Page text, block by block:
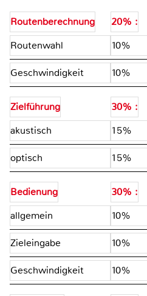
Routenberechnung
20% :
Routenwahl
10%
Geschwindigkeit 10%
Zielführung
30% :
akustisch
15%
optisch 15%
Bedienung
30% :
allgemein
10%
Zieleingabe 10%
Geschwindigkeit 10%